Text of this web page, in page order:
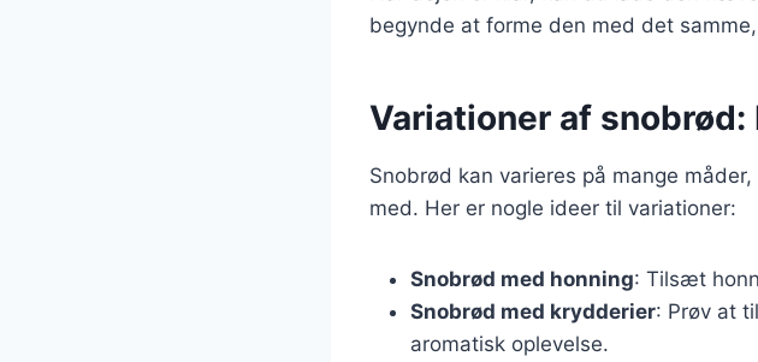
begynde at forme den med det
Variationer af
Snobrød kan varieres på mange
med. Her er nogle ideer til variationer:
Snobrød med honning: Tilsæt
Snobrød med krydderier: Prøv at
aromatisk oplevelse.